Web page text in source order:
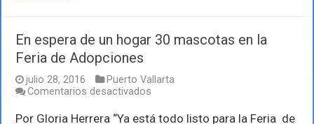
En espera de un hogar 30 mascotas en la
Feria de Adopciones
julio 28, 2016
Puerto Vallarta
Comentarios desactivados
espera
Por Gloria Herrera “Ya está todo listo para la Feria de